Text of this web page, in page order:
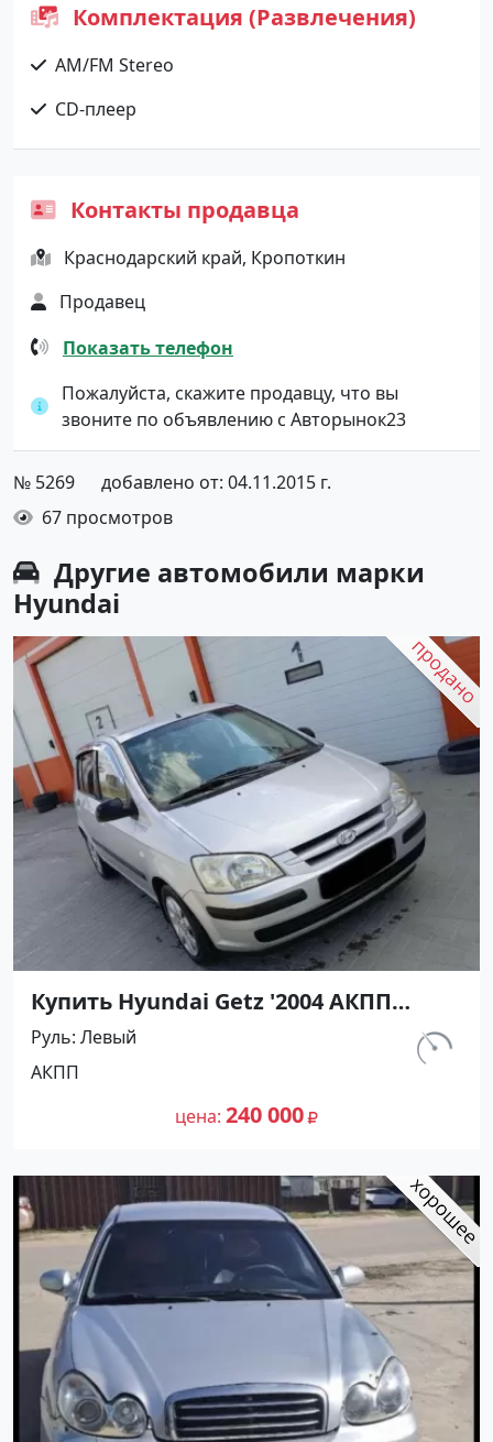
Комплектация (Развлечения)
AM/FM Stereo
CD-плеер
Контакты продавца
Краснодарский край, Кропоткин
Продавец
Показать телефон
Пожалуйста, скажите продавцу, что вы
звоните по объявлению с Авторынок23
№ 5269
добавлено от: 04.11.2015 г.
67 просмотров
Другие автомобили марки
Hyundai
Купить Hyundai Getz '2004 АКПП
(1300/82 л.с.) Бензин инжектор
Апшеронск цвет Серебристый
Хетчбэк по цене 240000 рублей,
объявление №27363 на сайте
км.
Руль Левый
АКПП
цена 240 000